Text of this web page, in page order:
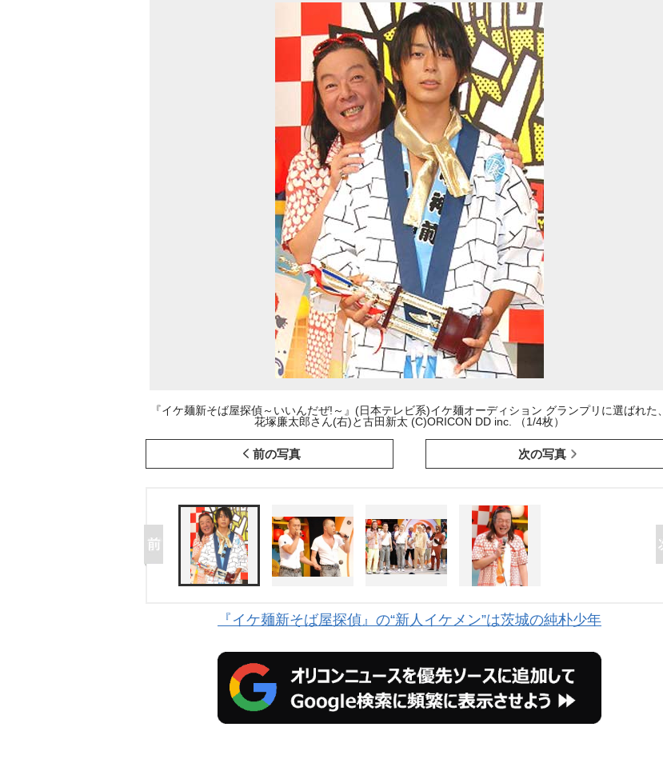
『イケ麺新そば屋探偵～いいんだぜ!～』(日本テレビ系)イケ麺オーディション グランプリに選ばれた、
花塚廉太郎さん(右)と古田新太 (C)ORICON DD inc. （1/4枚）
前の写真 次の写真
『イケ麺新そば屋探偵』の“新人イケメン”は茨城の純朴少年